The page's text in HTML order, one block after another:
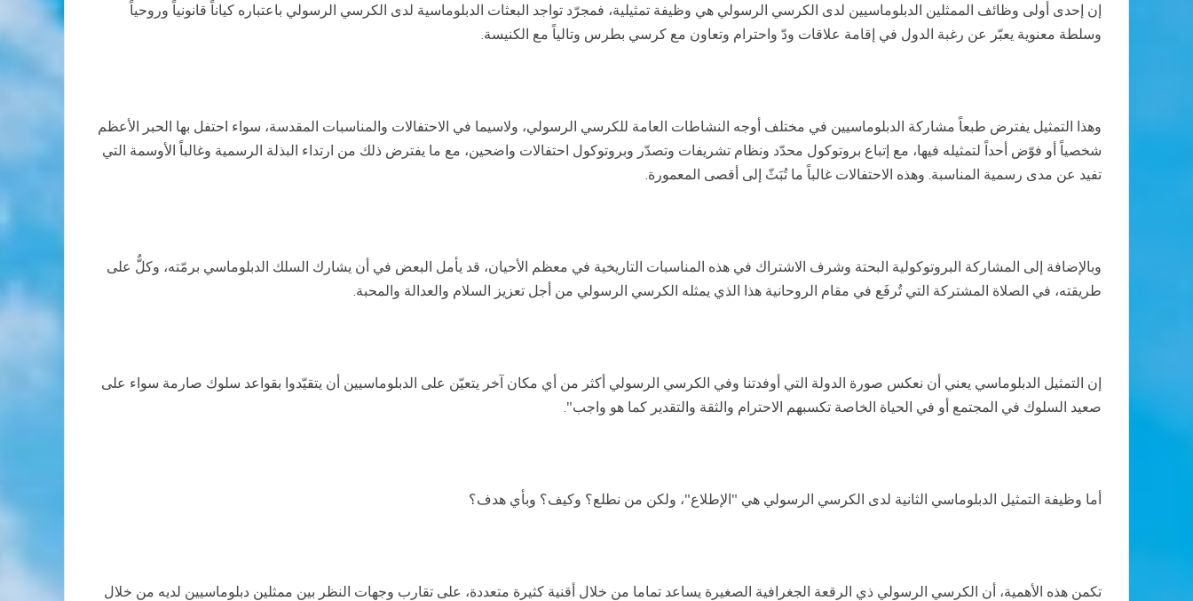
إن إحدى أولى وظائف الممثلين الدبلوماسيين لدى الكرسي الرسولي هي وظيفة تمثيلية، فمجرّد تواجد البعثات الدبلوماسية لدى الكرسي الرسولي باعتباره كياناً قانونياً وروحياً
وسلطة معنوية يعبّر عن رغبة الدول في إقامة علاقات ودّ واحترام وتعاون مع كرسي بطرس وتالياً مع الكنيسة.
وهذا التمثيل يفترض طبعاً مشاركة الدبلوماسيين في مختلف أوجه النشاطات العامة للكرسي الرسولي، ولاسيما في الاحتفالات والمناسبات المقدسة، سواء احتفل بها الحبر الأعظم
شخصياً أو فوّض أحداً لتمثيله فيها، مع إتباع بروتوكول محدّد ونظام تشريفات وتصدّر وبروتوكول احتفالات واضحين، مع ما يفترض ذلك من ارتداء البذلة الرسمية وغالباً الأوسمة التي
تفيد عن مدى رسمية المناسبة. وهذه الاحتفالات غالباً ما تُبَثّ إلى أقصى المعمورة.
وبالإضافة إلى المشاركة البروتوكولية البحتة وشرف الاشتراك في هذه المناسبات التاريخية في معظم الأحيان، قد يأمل البعض في أن يشارك السلك الدبلوماسي برمّته، وكلٌّ على
طريقته، في الصلاة المشتركة التي تُرفَع في مقام الروحانية هذا الذي يمثله الكرسي الرسولي من أجل تعزيز السلام والعدالة والمحبة.
إن التمثيل الدبلوماسي يعني أن نعكس صورة الدولة التي أوفدتنا وفي الكرسي الرسولي أكثر من أي مكان آخر يتعيّن على الدبلوماسيين أن يتقيّدوا بقواعد سلوك صارمة سواء على
صعيد السلوك في المجتمع أو في الحياة الخاصة تكسبهم الاحترام والثقة والتقدير كما هو واجب".
أما وظيفة التمثيل الدبلوماسي الثانية لدى الكرسي الرسولي هي "الإطلاع"، ولكن من نطلع؟ وكيف؟ وبأي هدف؟
تكمن هذه الأهمية، أن الكرسي الرسولي ذي الرقعة الجغرافية الصغيرة يساعد تماما من خلال أقنية كثيرة متعددة، على تقارب وجهات النظر بين ممثلين دبلوماسيين لديه من خلال